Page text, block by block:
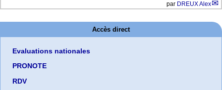
par DREUX Alex
Accès direct
Evaluations nationales
PRONOTE
RDV